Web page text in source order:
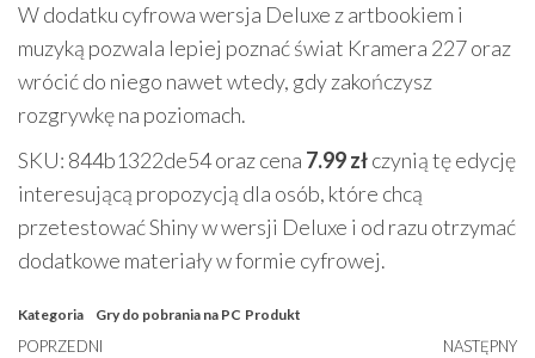
W dodatku cyfrowa wersja Deluxe z artbookiem i
muzyką pozwala lepiej poznać świat Kramera 227 oraz
wrócić do niego nawet wtedy, gdy zakończysz
rozgrywkę na poziomach.
SKU: 844b1322de54 oraz cena 7.99 złczynią tę edycję
interesującą propozycją dla osób, które chcą
przetestować Shiny w wersji Deluxe i od razu otrzymać
dodatkowe materiały w formie cyfrowej.
Kategoria Gry do pobrania na PC Produkt
Poprzedni
POPRZEDNI NASTĘPNY